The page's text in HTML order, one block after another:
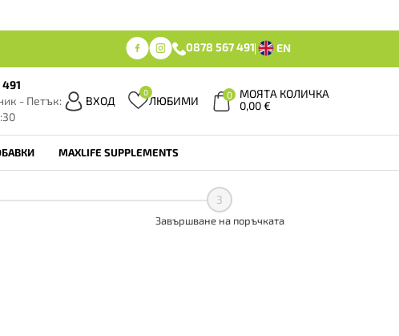
0878 567 491 EN
- Петък:
ВХОД
0
ЛЮБИМИ 0
МОЯТА КОЛИЧКА
0,00€
MAXLIFE SUPPLEMENTS
3
Завършване на поръчката